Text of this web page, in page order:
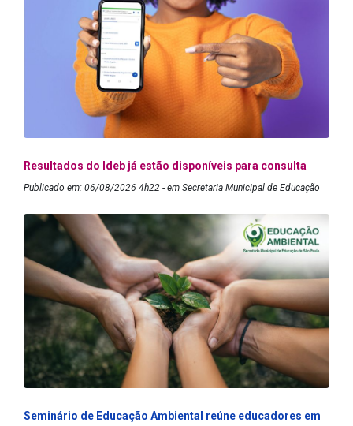
Resultados do Ideb já estão disponíveis para consulta
Publicado em: 06/08/2026 4h22 - em Secretaria Municipal de Educação
Seminário de Educação Ambiental reúne educadores em